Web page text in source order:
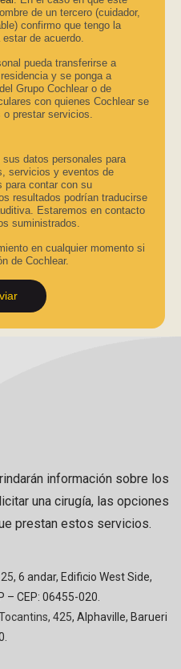
de un tercero (cuidador,
confirmo que tengo la
de acuerdo.
pueda transferirse a
y se ponga a
Grupo Cochlear o de
con quienes Cochlear se
prestar servicios.
datos personales para
servicios y eventos de
para contar con su
resultados podrían traducirse
Estaremos en contacto
suministrados.
en cualquier momento si
de Cochlear.
, 6 andar, Edificio West Side,
– CEP: 06455-020.
425, Alphaville, Barueri
información sobre los
una cirugía, las opciones
prestan estos servicios.